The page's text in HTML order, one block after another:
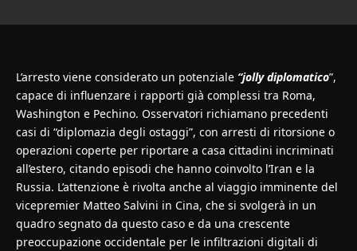
L’arresto viene considerato un potenziale “jolly diplomatico”,
capace di influenzare i rapporti già complessi tra Roma,
Washington e Pechino. Osservatori richiamano precedenti
casi di “diplomazia degli ostaggi”, con arresti di ritorsione o
operazioni coperte per riportare a casa cittadini incriminati
all’estero, citando episodi che hanno coinvolto l’Iran e la
Russia. L’attenzione è rivolta anche al viaggio imminente del
vicepremier Matteo Salvini in Cina, che si svolgerà in un
quadro segnato da questo caso e da una crescente
preoccupazione occidentale per le infiltrazioni digitali di